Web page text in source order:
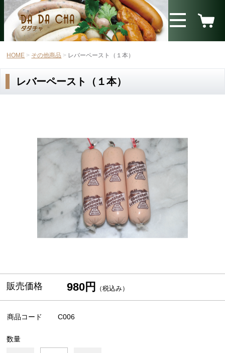
HOME その他商品 レバーペースト（１本）
レバーペースト（１本）
販売価格 980円 （税込み）
商品コード C006
数量